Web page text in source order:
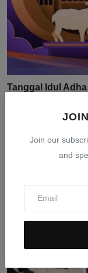
Join our
and
Tanggal Idul
405